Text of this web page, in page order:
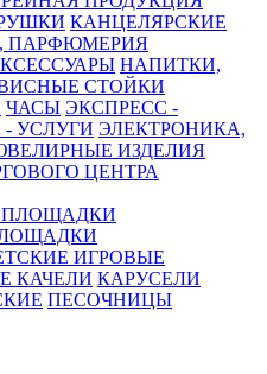
КАНЦЕЛЯРСКИЕ
ПАРФЮМЕРИЯ
НАПИТКИ,
СТОЙКИ
ЧАСЫ ЭКСПРЕСС -
УСЛУГИ ЭЛЕКТРОНИКА,
ИЗДЕЛИЯ
ЦЕНТРА
ИГРОВЫЕ
КАЧЕЛИ КАРУСЕЛИ
ПЕСОЧНИЦЫ